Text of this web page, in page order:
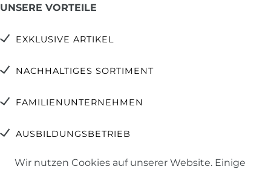
UNSERE VORTEILE
EXKLUSIVE ARTIKEL
NACHHALTIGES SORTIMENT
FAMILIENUNTERNEHMEN
AUSBILDUNGSBETRIEB
SOZIALE VERANTWORTUNG
Wir nutzen Cookies auf unserer Website. Einige